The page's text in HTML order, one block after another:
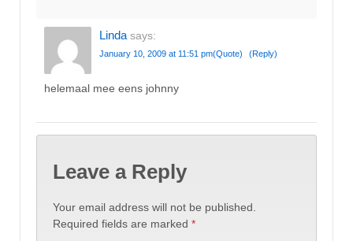
Linda says:
January 10, 2009 at 11:51 pm(Quote) (Reply)
helemaal mee eens johnny
Leave a Reply
Your email address will not be published.
Required fields are marked *